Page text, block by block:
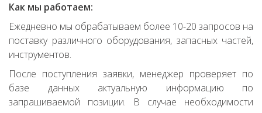
Как мы работаем:
Ежедневно мы обрабатываем более 10-20 запросов на
поставку различного оборудования, запасных частей,
инструментов.
После поступления заявки, менеджер проверяет по
базе данных актуальную информацию по
запрашиваемой позиции. В случае необходимости